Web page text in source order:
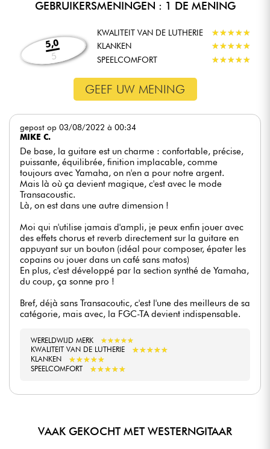
GEBRUIKERSMENINGEN : 1 DE MENING
5,0
5
KWALITEIT VAN DE LUTHERIE ★★★★★
★★★★★
KLANKEN
★★★★★
★★★★★
SPEELCOMFORT
★★★★★
★★★★★
GEEF UW MENING
gepost op 03/08/2022 à 00:34
MIKE C.
De base, la guitare est un charme : confortable, précise,
puissante, équilibrée, finition implacable, comme
toujours avec Yamaha, on n'en a pour notre argent.
Mais là où ça devient magique, c'est avec le mode
Transacoustic.
Là, on est dans une autre dimension !
Moi qui n'utilise jamais d'ampli, je peux enfin jouer avec
des effets chorus et reverb directement sur la guitare en
appuyant sur un bouton (idéal pour composer, épater les
copains ou jouer dans un café sans matos)
En plus, c'est développé par la section synthé de Yamaha,
du coup, ça sonne pro !
Bref, déjà sans Transacoutic, c'est l'une des meilleurs de sa
catégorie, mais avec, la FGC-TA devient indispensable.
WERELDWIJD MERK ★★★★★
★★★★★
KWALITEIT VAN DE LUTHERIE
★★★★★
★★★★★
KLANKEN ★★★★★
★★★★★
SPEELCOMFORT ★★★★★
★★★★★
VAAK GEKOCHT MET WESTERNGITAAR